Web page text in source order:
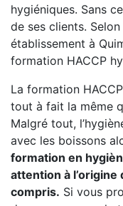
hygiéniques. Sans
de ses clients.
établissement à
formation HACCP
La formation
tout à fait la même
Malgré tout,
avec les boissons
formation en
attention à
compris. Si vous